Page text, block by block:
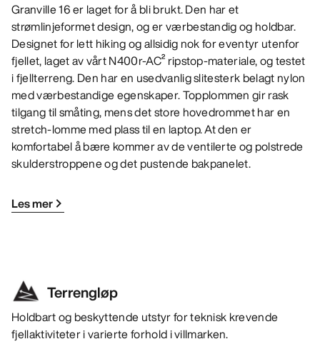
Granville 16 er laget for å bli brukt. Den har et
strømlinjeformet design, og er værbestandig og holdbar.
Designet for lett hiking og allsidig nok for eventyr utenfor
fjellet, laget av vårt N400r-AC² ripstop-materiale, og testet
i fjellterreng. Den har en usedvanlig slitesterk belagt nylon
med værbestandige egenskaper. Topplommen gir rask
tilgang til småting, mens det store hovedrommet har en
stretch-lomme med plass til en laptop. At den er
komfortabel å bære kommer av de ventilerte og polstrede
skulderstroppene og det pustende bakpanelet.
Les mer
Terrengløp
Holdbart og beskyttende utstyr for teknisk krevende
fjellaktiviteter i varierte forhold i villmarken.